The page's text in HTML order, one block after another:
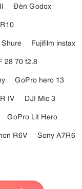
Đèn Godox
Shure
Fujifilm instax
28 70 f2.8
GoPro hero 13
IV
DJI Mic 3
GoPro Lit Hero
R6V
Sony A7R6